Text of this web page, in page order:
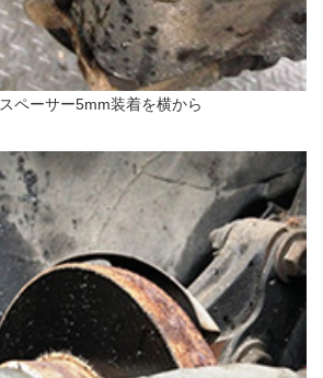
ペーサー5mm装着を横から